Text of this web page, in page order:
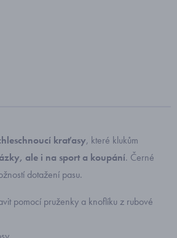
kraťasy, které klukům
ale i na sport a koupání. Černé
dotažení pasu.
pomocí pruženky a knoflíku z rubové